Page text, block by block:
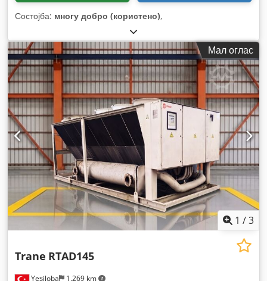
Состојба: многу добро (користено),
Мал оглас
1 /3
Yeşiloba 1.269 km
Trane RTAD145